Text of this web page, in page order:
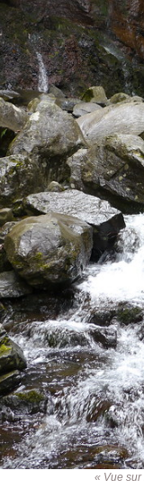
« Vue